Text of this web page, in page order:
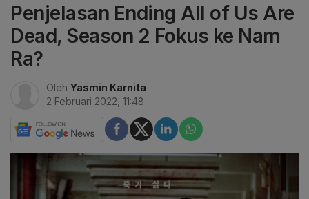
Penjelasan Ending All of Us Are
Dead, Season 2 Fokus ke Nam
Ra?
Oleh Yasmin Karnita
2 Februari 2022, 11:48